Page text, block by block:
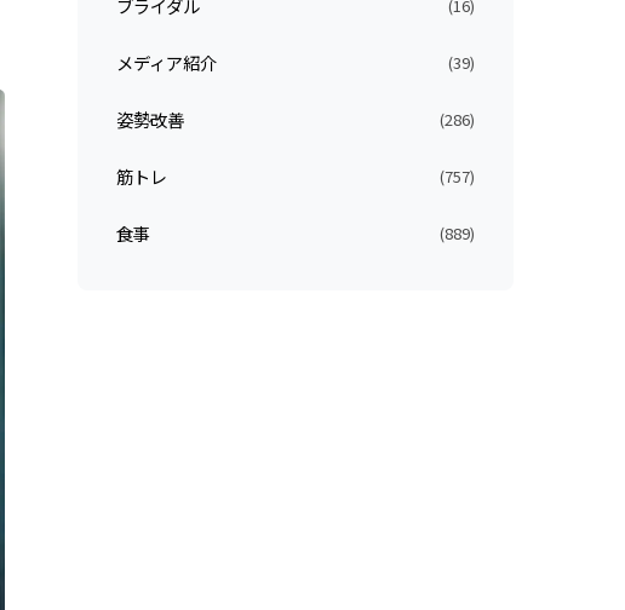
ブライダル (16)
メディア紹介 (39)
姿勢改善 (286)
筋トレ (757)
食事 (889)